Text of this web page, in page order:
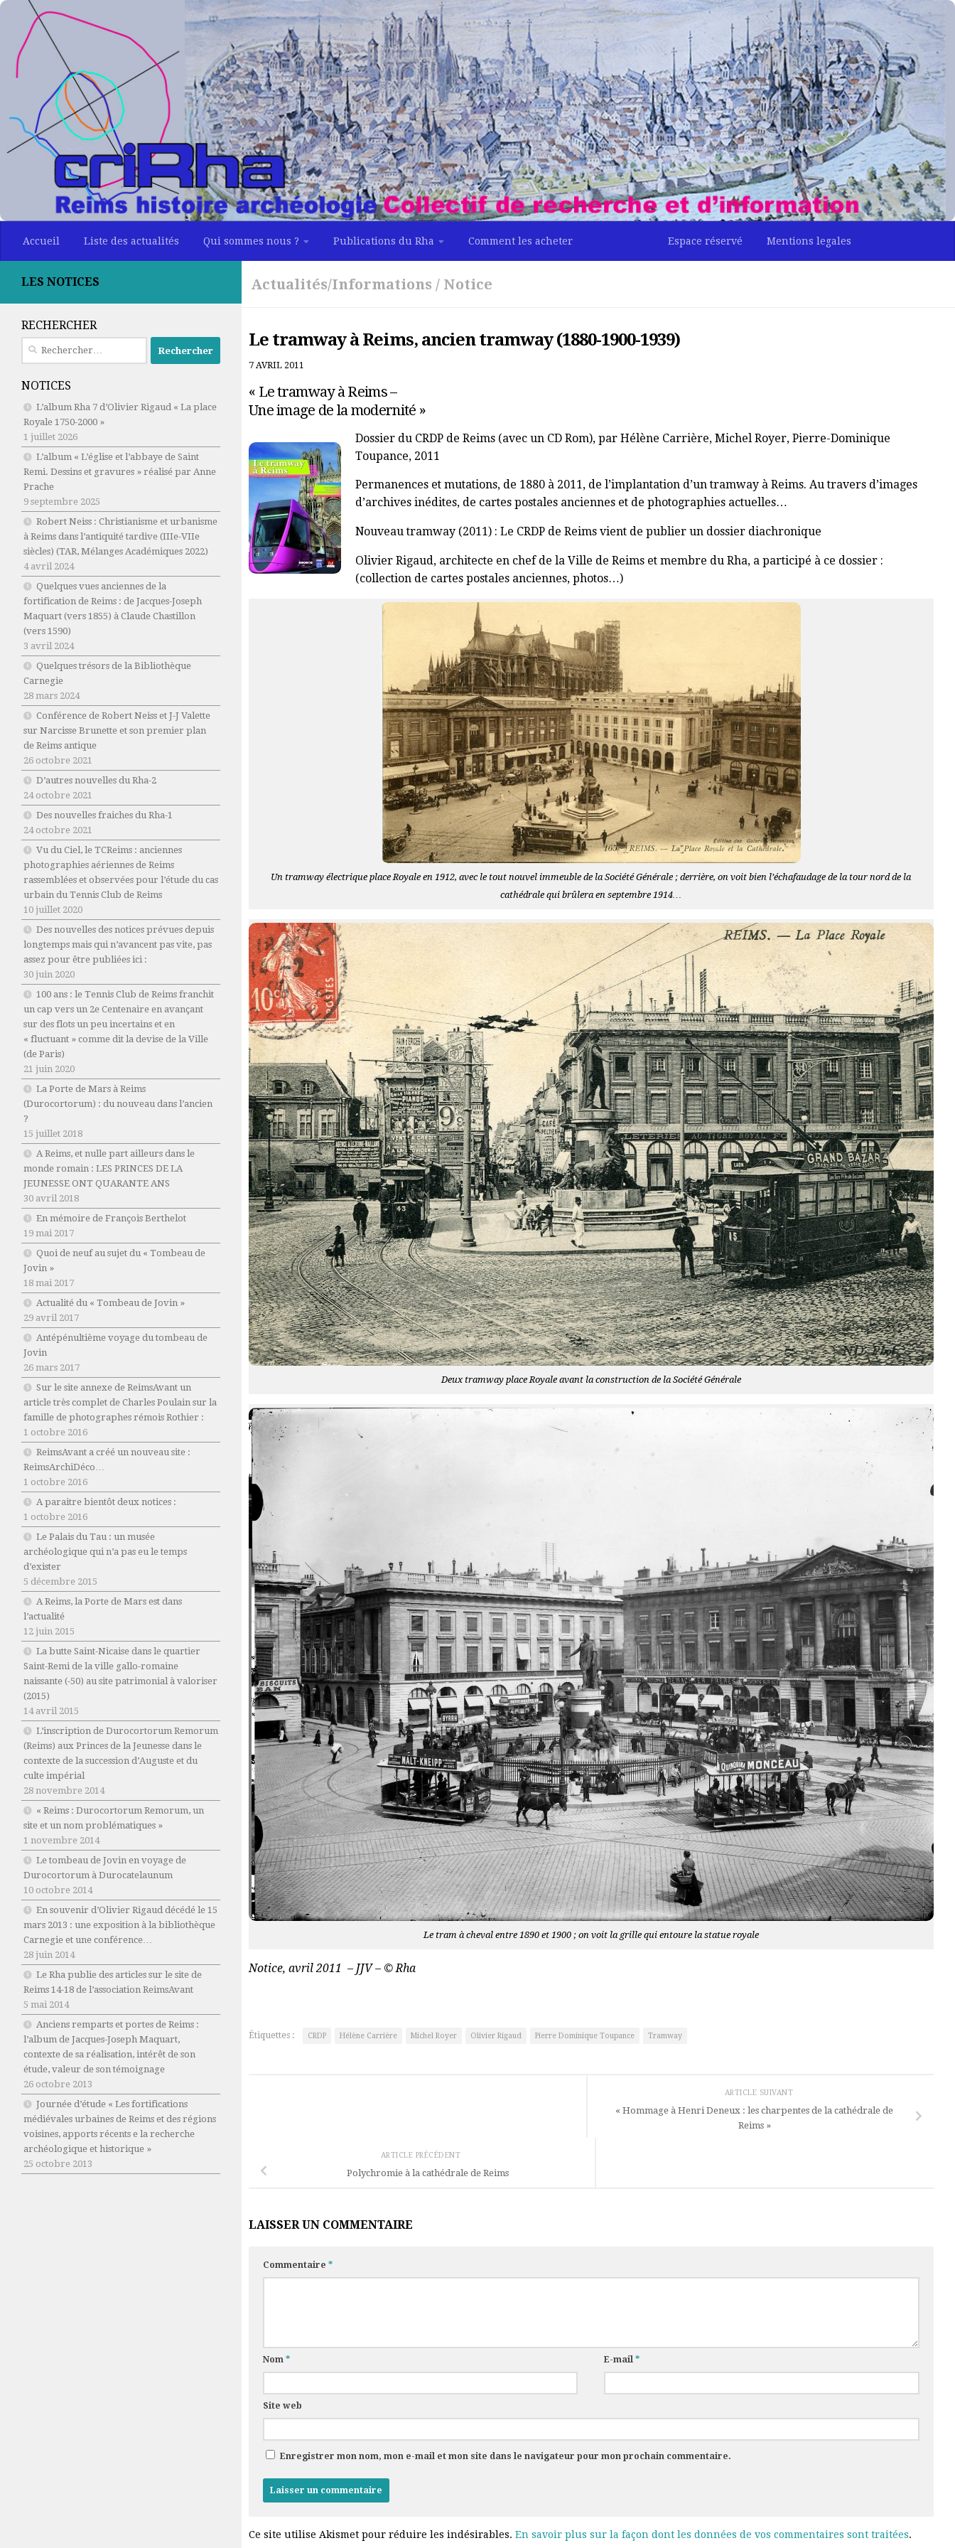
Skip to content
Accueil Liste des actualités Qui sommes nous ? Publications du Rha Comment les acheter Espace réservé Mentions legales
Actualités/Informations / Notice
Le tramway à Reims, ancien tramway (1880-1900-1939)
7 AVRIL 2011
« Le tramway à Reims –
Une image de la modernité »
Dossier du CRDP de Reims (avec un CD Rom), par Hélène Carrière, Michel Royer, Pierre-Dominique
Toupance, 2011
Permanences et mutations, de 1880 à 2011, de l’implantation d’un tramway à Reims. Au travers d’images
d’archives inédites, de cartes postales anciennes et de photographies actuelles…
Nouveau tramway(2011) : Le CRDP de Reims vient de publier un dossier diachronique
Olivier Rigaud, architecte en chef de la Ville de Reims et membre du Rha, a participé à ce dossier :
(collection de cartes postales anciennes, photos…)
Un tramway électrique place Royale en 1912, avec le tout nouvel immeuble de la Société Générale ; derrière, on voit bien l’échafaudage de la tour nord de la
cathédrale qui brûlera en septembre 1914…
Deux tramway place Royale avant la construction de la Société Générale
Le tram à cheval entre 1890 et 1900 ; on voit la grille qui entoure la statue royale
Notice, avril 2011 – JJV – © Rha
Étiquettes : CRDP Hélène Carrière Michel Royer Olivier Rigaud Pierre Dominique Toupance Tramway
ARTICLE SUIVANT
« Hommage à Henri Deneux : les charpentes de la cathédrale de
Reims »
ARTICLE PRÉCÉDENT
Polychromie à la cathédrale de Reims
LAISSER UN COMMENTAIRE
Commentaire *
Nom * E-mail*
Site web
Enregistrer mon nom, mon e-mail et mon site dans le navigateur pour mon prochain commentaire.
Ce site utilise Akismet pour réduire les indésirables. En savoir plus sur la façon dont les données de vos commentaires sont traitées.
LES NOTICES
RECHERCHER
Rechercher :
NOTICES
L’album Rha 7 d’Olivier Rigaud « La place
Royale 1750-2000 »
1 juillet 2026
L’album « L’église et l’abbaye de Saint
Remi. Dessins et gravures » réalisé par Anne
Prache
9 septembre 2025
Robert Neiss : Christianisme et urbanisme
à Reims dans l’antiquité tardive (IIIe-VIIe
siècles) (TAR, Mélanges Académiques 2022)
4 avril 2024
Quelques vues anciennes de la
fortification de Reims : de Jacques-Joseph
Maquart (vers 1855) à Claude Chastillon
(vers 1590)
3 avril 2024
Quelques trésors de la Bibliothèque
Carnegie
28 mars 2024
Conférence de Robert Neiss et J-J Valette
sur Narcisse Brunette et son premier plan
de Reims antique
26 octobre 2021
D’autres nouvelles du Rha-2
24 octobre 2021
Des nouvelles fraiches du Rha-1
24 octobre 2021
Vu du Ciel, le TCReims : anciennes
photographies aériennes de Reims
rassemblées et observées pour l’étude du cas
urbain du Tennis Club de Reims
10 juillet 2020
Des nouvelles des notices prévues depuis
longtemps mais qui n’avancent pas vite, pas
assez pour être publiées ici :
30 juin 2020
100 ans : le Tennis Club de Reims franchit
un cap vers un 2e Centenaire en avançant
sur des flots un peu incertains et en
« fluctuant » comme dit la devise de la Ville
(de Paris)
21 juin 2020
La Porte de Mars à Reims
(Durocortorum) : du nouveau dans l’ancien
?
15 juillet 2018
A Reims, et nulle part ailleurs dans le
monde romain : LES PRINCES DE LA
JEUNESSE ONT QUARANTE ANS
30 avril 2018
En mémoire de François Berthelot
19 mai 2017
Quoi de neuf au sujet du « Tombeau de
Jovin »
18 mai 2017
Actualité du « Tombeau de Jovin »
29 avril 2017
Antépénultième voyage du tombeau de
Jovin
26 mars 2017
Sur le site annexe de ReimsAvant un
article très complet de Charles Poulain sur la
famille de photographes rémois Rothier :
1 octobre 2016
ReimsAvant a créé un nouveau site :
ReimsArchiDéco…
1 octobre 2016
A paraitre bientôt deux notices :
1 octobre 2016
Le Palais du Tau : un musée
archéologique qui n’a pas eu le temps
d’exister
5 décembre 2015
A Reims, la Porte de Mars est dans
l’actualité
12 juin 2015
La butte Saint-Nicaise dans le quartier
Saint-Remi de la ville gallo-romaine
naissante (-50) au site patrimonial à valoriser
(2015)
14 avril 2015
L’inscription de Durocortorum Remorum
(Reims) aux Princes de la Jeunesse dans le
contexte de la succession d’Auguste et du
culte impérial
28 novembre 2014
« Reims : Durocortorum Remorum, un
site et un nom problématiques »
1 novembre 2014
Le tombeau de Jovin en voyage de
Durocortorum à Durocatelaunum
10 octobre 2014
En souvenir d’Olivier Rigaud décédé le 15
mars 2013 : une exposition à la bibliothèque
Carnegie et une conférence…
28 juin 2014
Le Rha publie des articles sur le site de
Reims 14-18 de l’association ReimsAvant
5 mai 2014
Anciens remparts et portes de Reims :
l’album de Jacques-Joseph Maquart,
contexte de sa réalisation, intérêt de son
étude, valeur de son témoignage
26 octobre 2013
Journée d’étude « Les fortifications
médiévales urbaines de Reims et des régions
voisines, apports récents e la recherche
archéologique et historique »
25 octobre 2013